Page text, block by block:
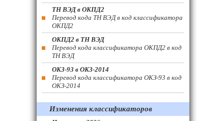
ТН ВЭД в ОКПД2
Перевод кода ТН ВЭД в код классификатора
ОКПД2
ОКПД2 в ТН ВЭД
Перевод кода классификатора ОКПД2 в код
ТН ВЭД
ОКЗ-93 в ОКЗ-2014
Перевод кода классификатора ОКЗ-93 в код
ОКЗ-2014
Изменения классификаторов